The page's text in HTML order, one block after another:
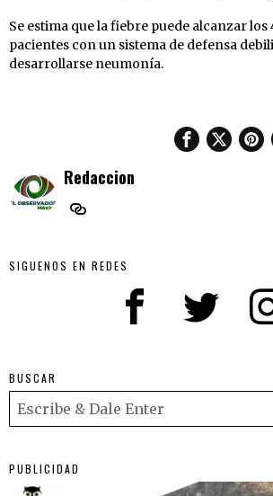
Se estima que la fiebre puede alcanzar los
pacientes con un sistema de defensa
desarrollarse neumonía.
Redaccion
SIGUENOS EN REDES
BUSCAR
PUBLICIDAD